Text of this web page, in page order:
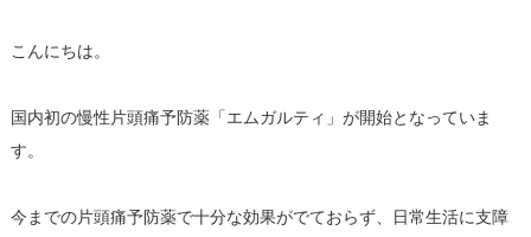
こんにちは。
国内初の慢性片頭痛予防薬「エムガルティ」が開始となっていま
す。
今までの片頭痛予防薬で十分な効果がでておらず、日常生活に支障